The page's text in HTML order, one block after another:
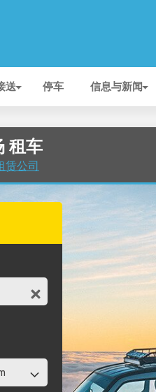
送 停车 信息与新闻
租车
赁公司